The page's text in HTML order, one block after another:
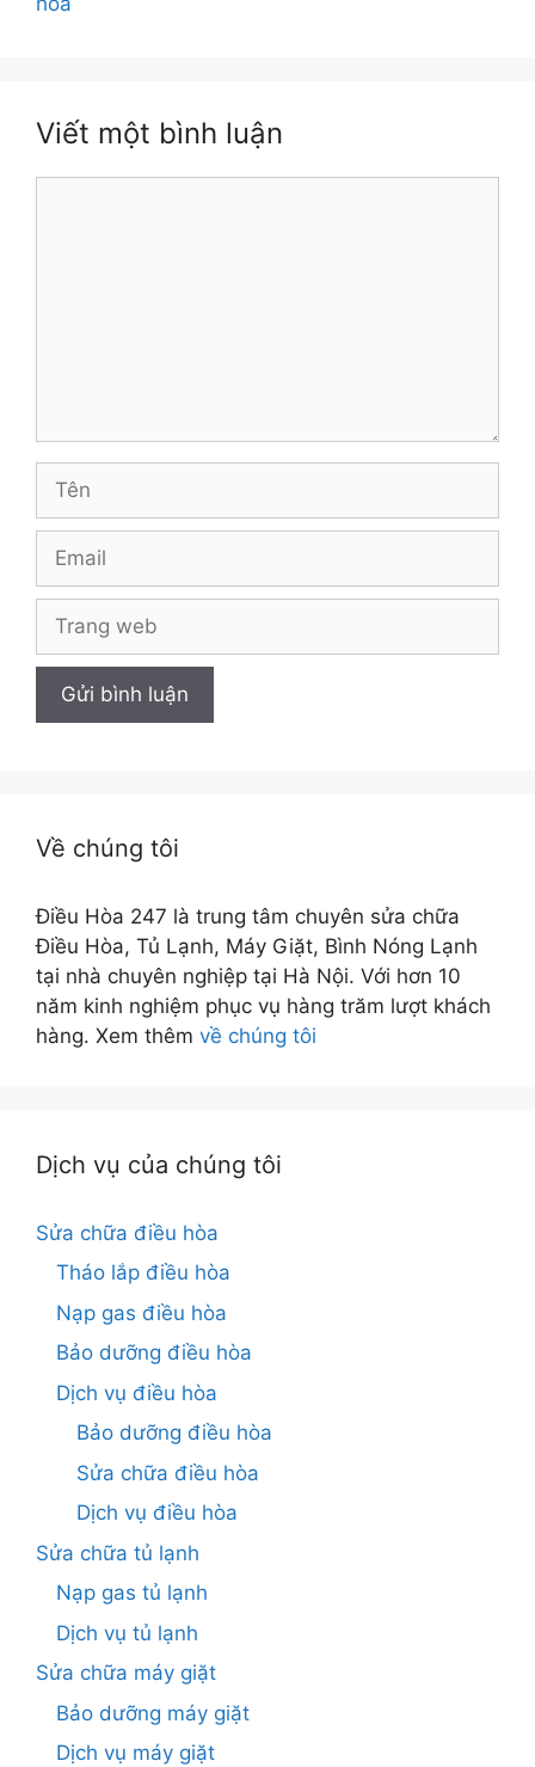
Viết một bình luận
web
Về chúng tôi
Điều Hòa 247 là trung tâm chuyên sửa chữa
Điều Hòa, Tủ Lạnh, Máy Giặt, Bình Nóng Lạnh
tại nhà chuyên nghiệp tại Hà Nội. Với hơn 10
năm kinh nghiệm phục vụ hàng trăm lượt khách
hàng. Xem thêm về chúng tôi
Dịch vụ của chúng tôi
Sửa chữa điều hòa
Tháo lắp điều hòa
Nạp gas điều hòa
Bảo dưỡng điều hòa
Dịch vụ điều hòa
Bảo dưỡng điều hòa
Sửa chữa điều hòa
Dịch vụ điều hòa
Sửa chữa tủ lạnh
Nạp gas tủ lạnh
Dịch vụ tủ lạnh
Sửa chữa máy giặt
Bảo dưỡng máy giặt
Dịch vụ máy giặt